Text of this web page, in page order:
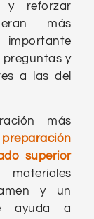
y reforzar
más
preguntas y
a las del
más
superior
y un
ayuda a